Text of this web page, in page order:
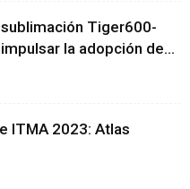
Tiger600-
la adopción de...
ITMA 2023: Atlas